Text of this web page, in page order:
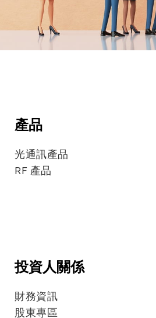
指派專人回應您
產品
光通訊產品
RF 產品
投資人關係
財務資訊
股東專區